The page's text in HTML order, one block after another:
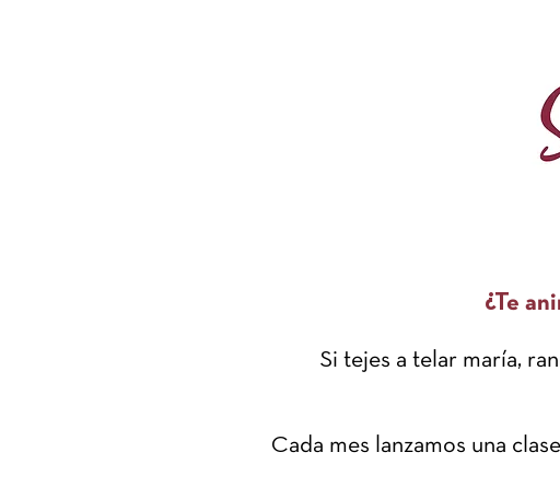
¿Te
Si tejes a telar maría,
Cada mes lanzamos una